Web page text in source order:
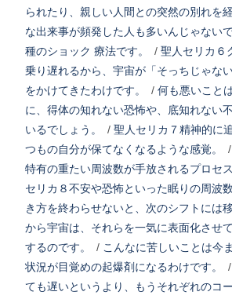
られたり、親しい人間との突然の別れを
な出来事が頻発した人も多いんじゃないで
種のショック 療法です。
/ 聖人セリカ６
乗り遅れるから、宇宙が「そっちじゃな
をかけてきたわけです。
/ 何も悪いこと
に、得体の知れない恐怖や、底知れない
いるでしょう。
/ 聖人セリカ７精神的に
つもの自分が保てなくなるような感覚。
/
特有の重たい周波数が手放されるプロセス
セリカ８不安や恐怖といった眠りの周波
き方を終わらせないと、次のシフトには
から宇宙は、それらを一気に表面化させ
するのです。
/ こんなに苦しいことは今
状況が目覚めの起爆剤になるわけです。
/
ても遅いというより、もうそれぞれのコ